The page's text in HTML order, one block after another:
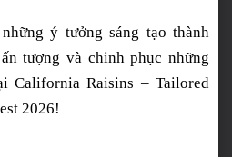
ý tưởng sáng tạo thành
tượng và chinh phục những
California Raisins – Tailored
2026!